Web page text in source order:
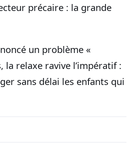
précaire : la grande
un problème «
relaxe ravive l’impératif :
sans délai les enfants qui